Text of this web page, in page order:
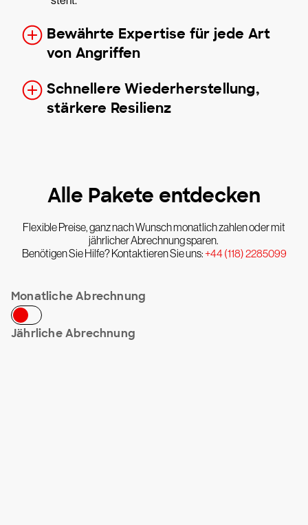
Bewährte Expertise für jede Art
von Angriffen
Schnellere Wiederherstellung,
stärkere Resilienz
Alle Pakete entdecken
Flexible Preise, ganz nach Wunsch monatlich zahlen oder mit
jährlicher Abrechnung sparen.
Benötigen Sie Hilfe? Kontaktieren Sie uns:+44 (118) 2285099
Monatliche Abrechnung
Jährliche Abrechnung